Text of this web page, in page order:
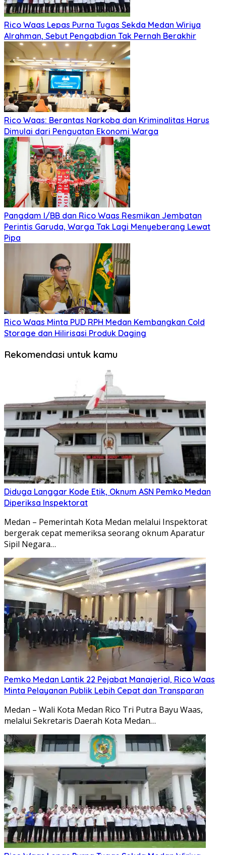
Rico Waas Lepas Purna Tugas Sekda Medan Wiriya
Alrahman, Sebut Pengabdian Tak Pernah Berakhir
Rico Waas: Berantas Narkoba dan Kriminalitas Harus
Dimulai dari Penguatan Ekonomi Warga
Pangdam I/BB dan Rico Waas Resmikan Jembatan
Perintis Garuda, Warga Tak Lagi Menyeberang Lewat
Pipa
Rico Waas Minta PUD RPH Medan Kembangkan Cold
Storage dan Hilirisasi Produk Daging
Rekomendasi untuk kamu
Diduga Langgar Kode Etik, Oknum ASN Pemko Medan
Diperiksa Inspektorat
Medan – Pemerintah Kota Medan melalui Inspektorat
bergerak cepat memeriksa seorang oknum Aparatur
Sipil Negara…
Pemko Medan Lantik 22 Pejabat Manajerial, Rico Waas
Minta Pelayanan Publik Lebih Cepat dan Transparan
Medan – Wali Kota Medan Rico Tri Putra Bayu Waas,
melalui Sekretaris Daerah Kota Medan…